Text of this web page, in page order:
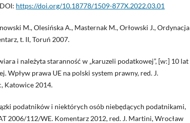
DOI: https://doi.org/10.18778/1509-877X.2022.03.01
M., Olesińska A., Masternak M., Orłowski J., Ordynacja
t. II, Toruń 2007.
i należyta staranność w „karuzeli podatkowej”, [w:] 10 lat
Wpływ prawa UE na polski system prawny, red. J.
Katowice 2014.
podatników i niektórych osób niebędących podatnikami,
2006/112/WE. Komentarz 2012, red. J. Martini, Wrocław